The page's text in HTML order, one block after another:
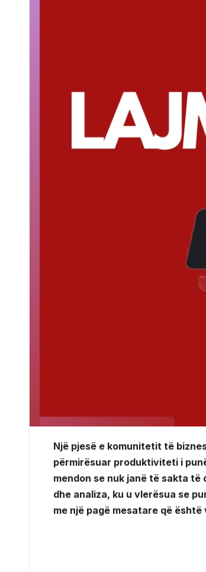
Një pjesë e komunitetit të
përmirësuar produktiviteti i
mendon se nuk janë të sakta
dhe analiza, ku u vlerësua se
me një pagë mesatare që